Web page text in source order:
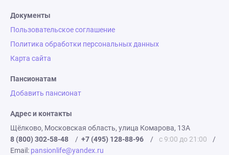
Документы
Пользовательское соглашение
Политика обработки персональных данных
Карта сайта
Пансионатам
Добавить пансионат
Адрес и контакты
Щёлково, Московская область, улица Комарова, 13А
8 (800) 302-58-48
/ +7 (495) 128-88-96 / с 9:00 до 21:00
/
Email: pansionlife@yandex.ru